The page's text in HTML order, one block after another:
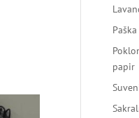
papir